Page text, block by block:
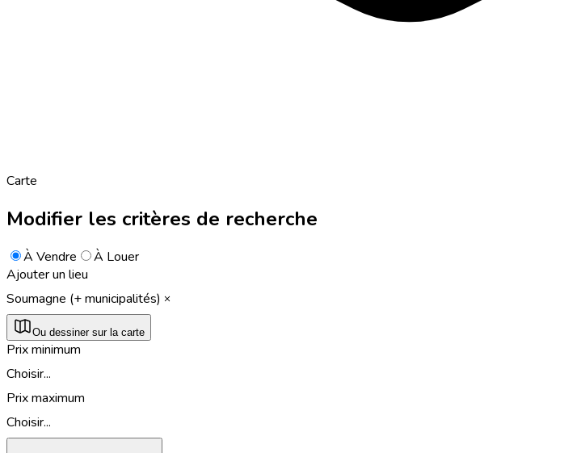
Carte
Modifier les critères de recherche
À Vendre
À Louer
Ajouter un lieu
Soumagne (+ municipalités)
Ou dessiner sur la carte
Prix minimum
Choisir...
Prix maximum
Choisir...